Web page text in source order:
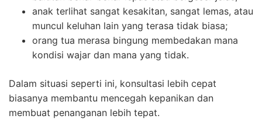
anak terlihat sangat kesakitan, sangat lemas, atau
muncul keluhan lain yang terasa tidak biasa;
orang tua merasa bingung membedakan mana
kondisi wajar dan mana yang tidak.
Dalam situasi seperti ini, konsultasi lebih cepat
biasanya membantu mencegah kepanikan dan
membuat penanganan lebih tepat.